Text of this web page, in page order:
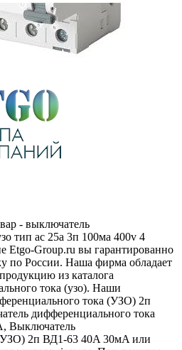
- выключатель
тип ac 25a 3п 100ма 400v 4
Etgo-Group.ru вы гарантированно
по России. Наша фирма обладает
из каталога
тока (узо). Наши
тока (УЗО) 2п
дифференциального тока
Выключатель
2п ВД1-63 40A 30мA или